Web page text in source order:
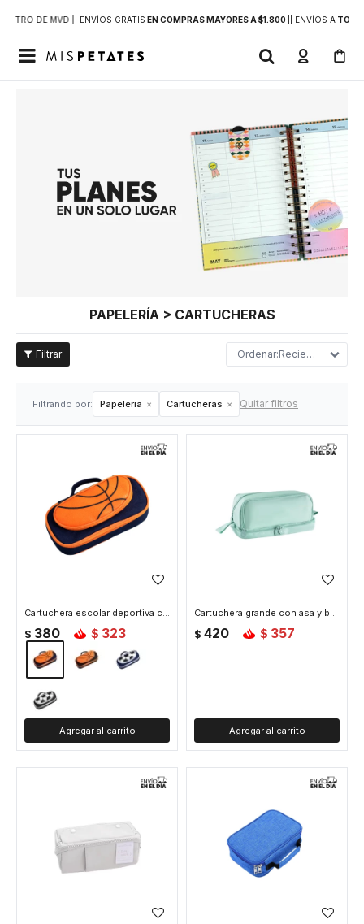
DE MVD | | ENVÍOS GRATIS EN COMPRAS MAYORES A $1.800 | ENVÍOS ATODO

PAPELERÍA > CARTUCHERAS
Recientes
Filtrando por: Papelería Cartucheras Quitar filtros
Cartuchera escolar deportiva con compartimentos - Basket Azul
$ 380 $ 323
Cartuchera grande con asa y bolsillo inferior 21x12x9cm - Verde
$ 420 $ 357